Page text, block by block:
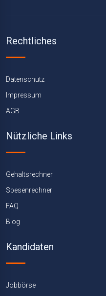
Rechtliches
Datenschutz
Impressum
AGB
Nützliche Links
Gehaltsrechner
Spesenrechner
FAQ
Blog
Kandidaten
Jobbörse